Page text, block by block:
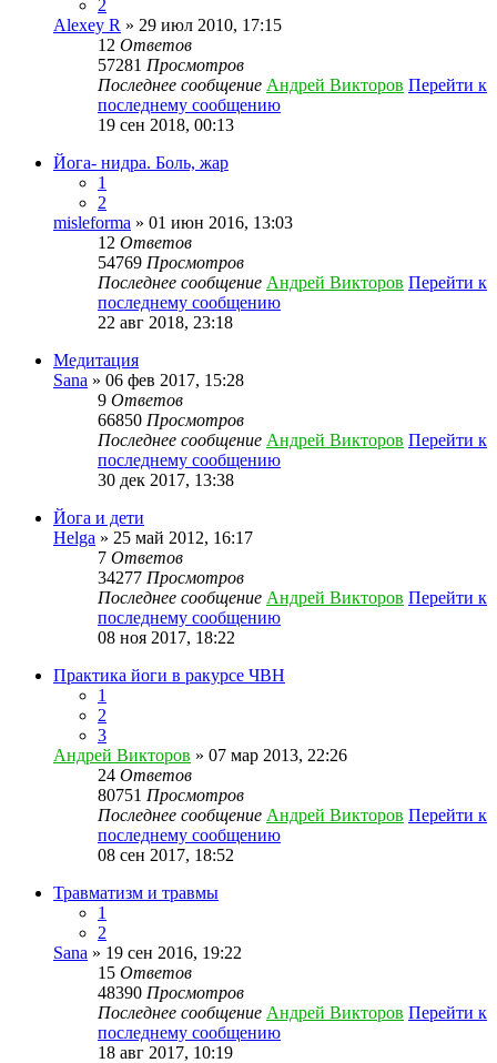
2
Alexey R » 29 июл 2010, 17:15
12 Ответов
57281 Просмотров
Последнее сообщение Андрей Викторов Перейти к
последнему сообщению
19 сен 2018, 00:13
Йога- нидра. Боль, жар
1
2
misleforma » 01 июн 2016, 13:03
12 Ответов
54769 Просмотров
Последнее сообщение Андрей Викторов Перейти к
последнему сообщению
22 авг 2018, 23:18
Медитация
Sana » 06 фев 2017, 15:28
9 Ответов
66850 Просмотров
Последнее сообщение Андрей Викторов Перейти к
последнему сообщению
30 дек 2017, 13:38
Йога и дети
Helga » 25 май 2012, 16:17
7 Ответов
34277 Просмотров
Последнее сообщение Андрей Викторов Перейти к
последнему сообщению
08 ноя 2017, 18:22
Практика йоги в ракурсе ЧВН
1
2
3
Андрей Викторов » 07 мар 2013, 22:26
24 Ответов
80751 Просмотров
Последнее сообщение Андрей Викторов Перейти к
последнему сообщению
08 сен 2017, 18:52
Травматизм и травмы
1
2
Sana » 19 сен 2016, 19:22
15 Ответов
48390 Просмотров
Последнее сообщение Андрей Викторов Перейти к
последнему сообщению
18 авг 2017, 10:19